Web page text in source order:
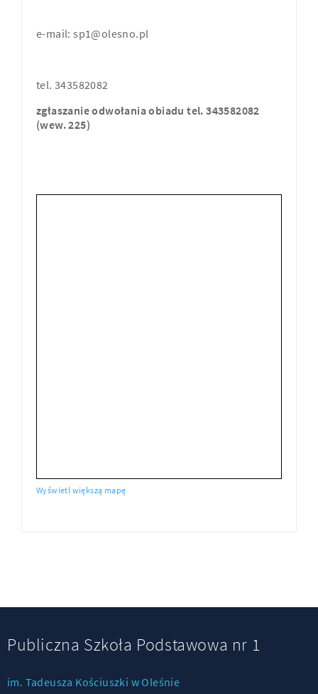
e-mail: sp1@olesno.pl
tel. 343582082
zgłaszanie odwołania obiadu tel. 343582082
(wew. 225)
Wyświetl większą mapę
Publiczna Szkoła Podstawowa nr 1
im. Tadeusza Kościuszki w Oleśnie